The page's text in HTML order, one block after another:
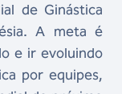
de Ginástica
A meta é
e ir evoluindo
por equipes,